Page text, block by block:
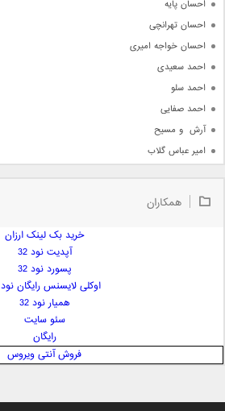
احسان پایه
احسان تهرانچی
احسان خواجه امیری
احمد سعیدی
احمد سلو
احمد صفایی
آرش  و مسیح
امیر عباس گلاب
امیر علی
ایمان غلامی
بابک جهانبخش
همکاران
خرید بک لینک ارزان
آپدیت نود 32
پسورد نود 32
اوکلی لایسنس رایگان نود 32
همیار نود 32
سئو سایت
رایگان
فروش آنتی ویروس